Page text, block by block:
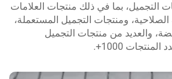
التجميل، بما في ذلك منتجات العلامات
الصلاحية، ومنتجات التجميل المستعملة،
والعديد من منتجات التجميل
1000+.